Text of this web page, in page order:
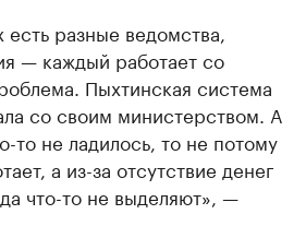
разные ведомства,
— каждый работает со
Пыхтинская система
со своим министерством. А
то не ладилось, то не потому
а из-за отсутствие денег
что-то не выделяют», —